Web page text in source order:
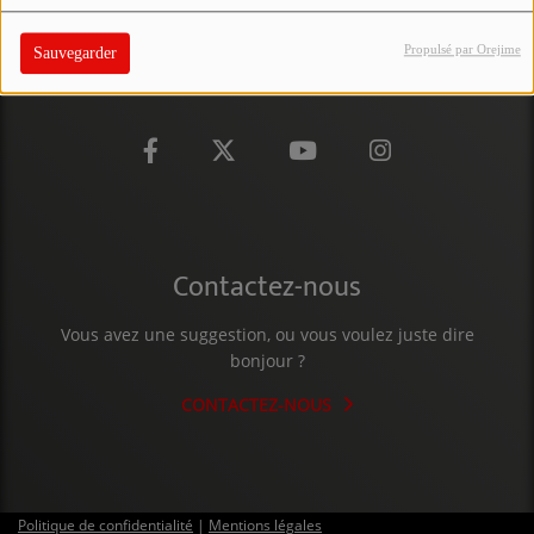
Sauvegarder Propulsé par Orejime
PARTICIPEZ
JEUX CONCOURS
L'ŒIL DE L'OIE | PRÉSENTATION
VIDÉOS | L’ŒIL DE L'OIE
Contactez-nous
Vous avez une suggestion, ou vous voulez juste dire
bonjour ?
CONTACTEZ-NOUS
Politique de confidentialité | Mentions légales